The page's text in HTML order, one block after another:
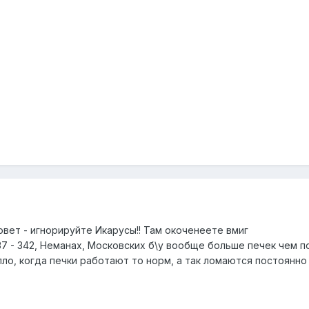
- игнорируйте Икарусы!! Там окоченеете вмиг
- 342, Неманах, Московских б\у вообще больше печек чем
когда печки работают то норм, а так ломаются постоянно